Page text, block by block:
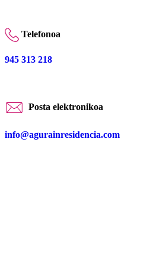
Telefonoa
945 313 218
Posta elektronikoa
info@agurainresidencia.com